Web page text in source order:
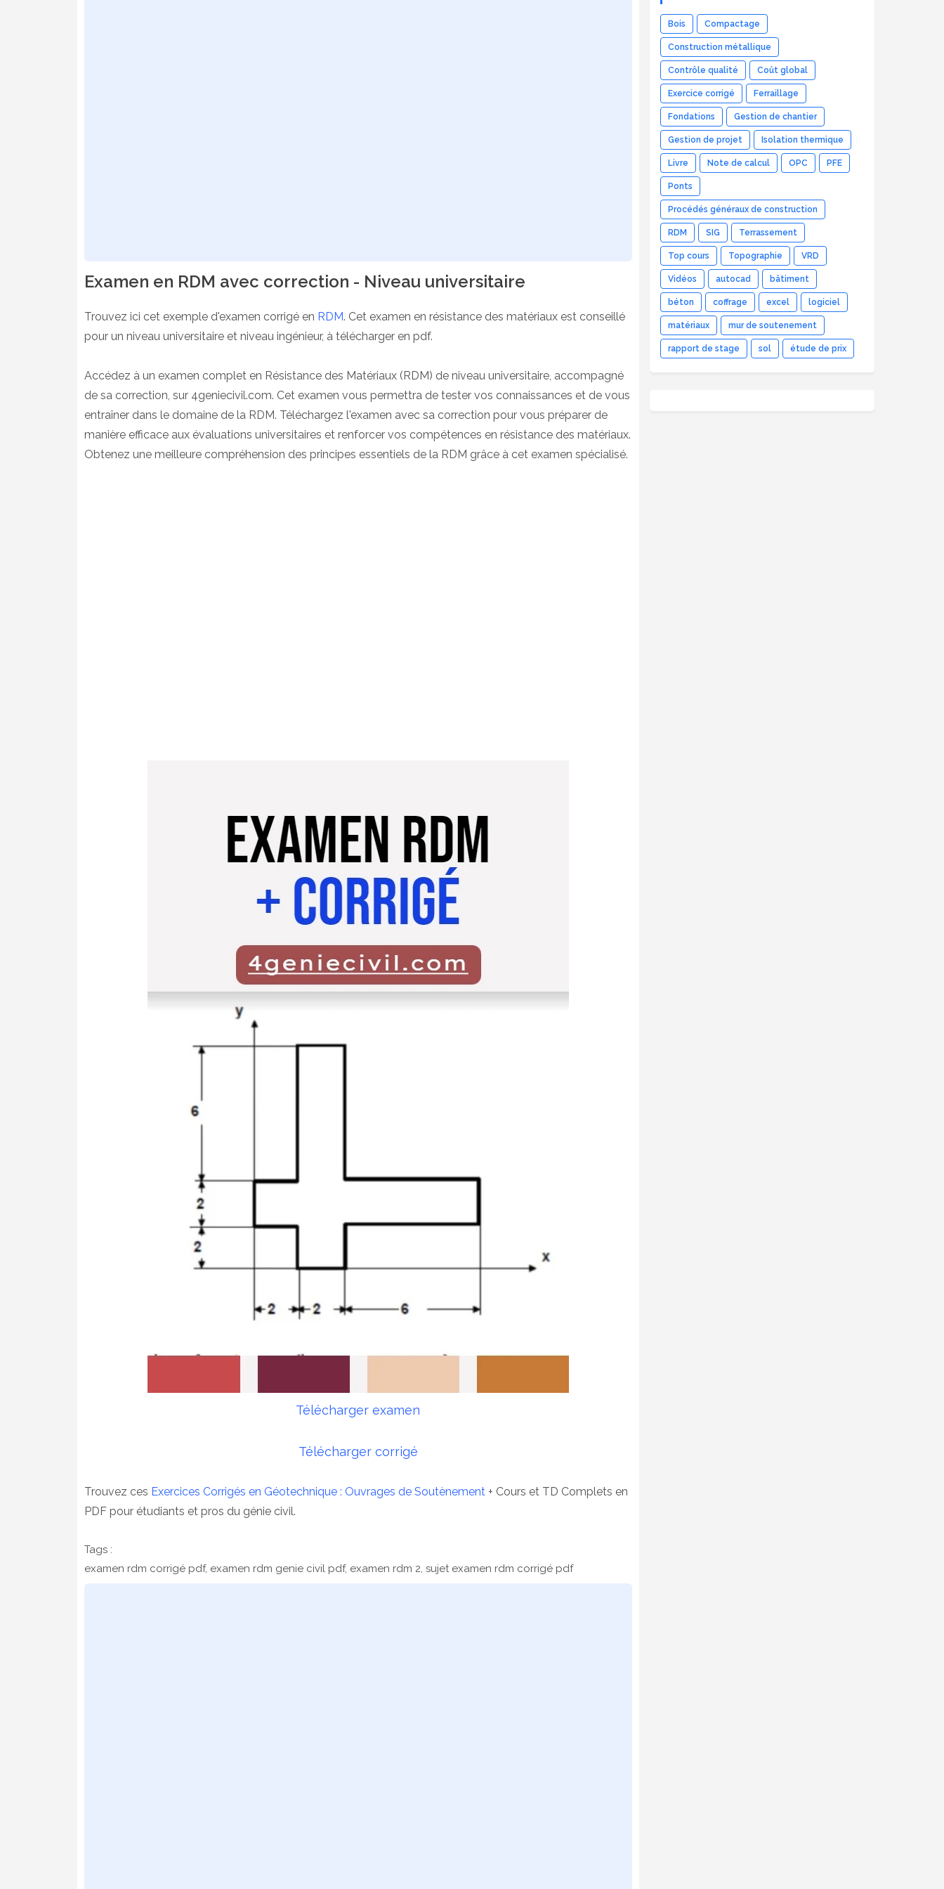
Examen en RDM avec correction - Niveau universitaire
Trouvez ici cet exemple d'examen corrigé en RDM. Cet examen en résistance des matériaux est conseillé
pour un niveau universitaire et niveau ingénieur, à télécharger en pdf.
Accédez à un examen complet en Résistance des Matériaux (RDM) de niveau universitaire, accompagné
de sa correction, sur 4geniecivil.com. Cet examen vous permettra de tester vos connaissances et de vous
entraîner dans le domaine de la RDM. Téléchargez l'examen avec sa correction pour vous préparer de
manière efficace aux évaluations universitaires et renforcer vos compétences en résistance des matériaux.
Obtenez une meilleure compréhension des principes essentiels de la RDM grâce à cet examen spécialisé.
Télécharger examen
Télécharger corrigé
Trouvez ces Exercices Corrigés en Géotechnique : Ouvrages de Soutènement + Cours et TD Complets en
PDF pour étudiants et pros du génie civil.
Tags :
examen rdm corrigé pdf, examen rdm genie civil pdf, examen rdm 2, sujet examen rdm corrigé pdf
Bois Compactage
Construction métallique
Contrôle qualité Coût global
Exercice corrigé Ferraillage
Fondations Gestion de chantier
Gestion de projet Isolation thermique
Livre Note de calcul OPC PFE
Ponts
Procédés généraux de construction
RDM SIG Terrassement
Top cours Topographie VRD
Vidéos autocad bâtiment
béton coffrage excel logiciel
matériaux mur de soutenement
rapport de stage sol étude de prix